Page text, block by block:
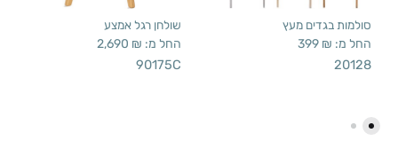
סולמות בגדים מעץ
החל מ: 399 ₪
20128
שולחן רגל אמצע
החל מ: 2,690 ₪
90175C